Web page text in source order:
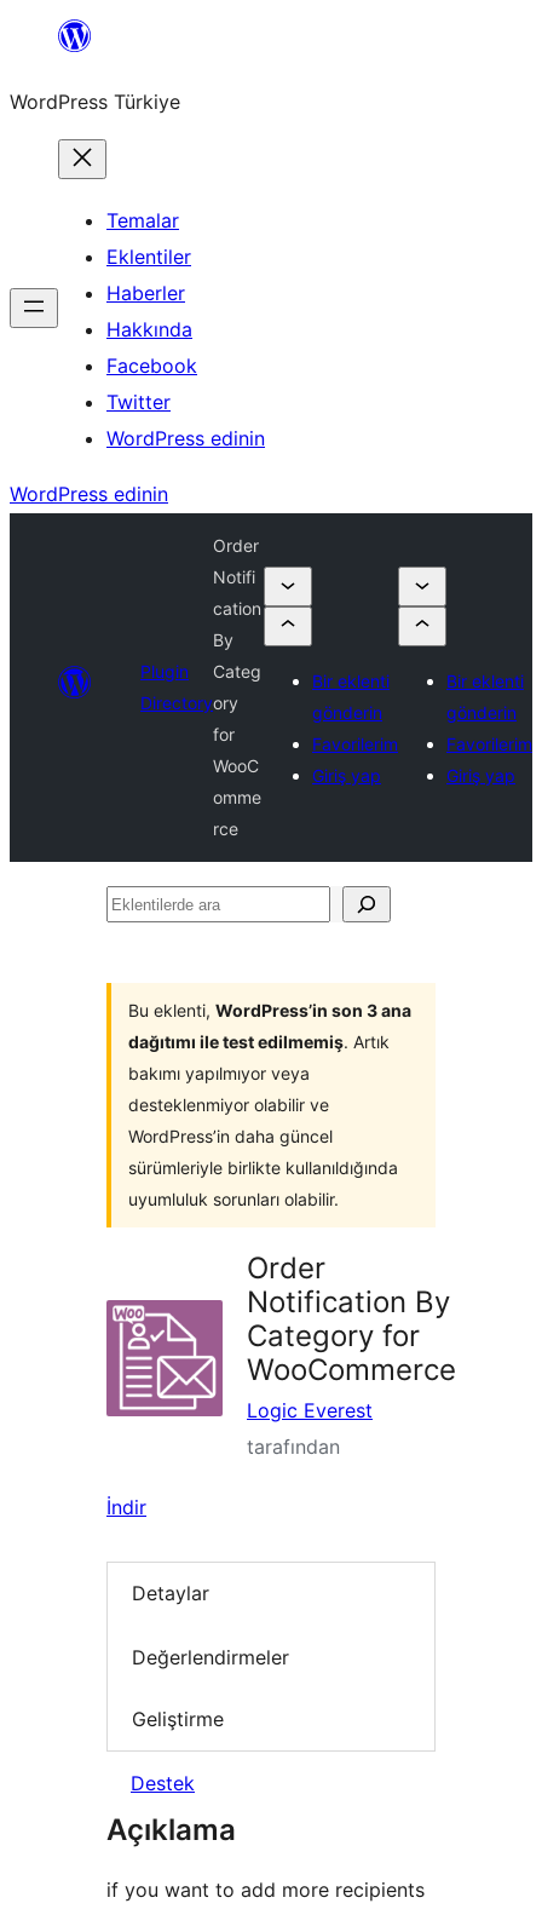
İçeriğe
WordPress Türkiye
Temalar
Eklentiler
Haberler
Hakkında
Facebook
Twitter
WordPress edinin
WordPress edinin
Plugin
Directory
Order
Notifi
cation
By
Categ
ory
for
WooC
omme
rce
Bir eklenti
gönderin
Favorilerim
Giriş yap
Bir eklenti
gönderin
Favorilerim
Giriş yap
Eklentilerde
Bu eklenti, WordPress’in son 3 ana
dağıtımı ile test edilmemiş. Artık
bakımı yapılmıyor veya
desteklenmiyor olabilir ve
WordPress’in daha güncel
sürümleriyle birlikte kullanıldığında
uyumluluk sorunları olabilir.
Order
Notification By
Category for
WooCommerce
Logic Everest
tarafından
İndir
Detaylar
Değerlendirmeler
Geliştirme
Destek
Açıklama
if you want to add more recipients